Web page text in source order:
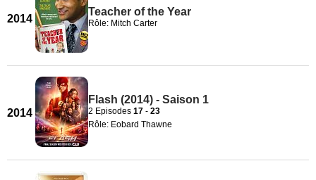
2014
Teacher of the Year
Rôle: Mitch Carter
2014
Flash (2014) - Saison 1
2 Episodes 17 - 23
Rôle: Eobard Thawne